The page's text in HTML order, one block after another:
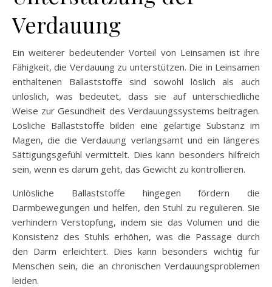
Verdauung
Ein weiterer bedeutender Vorteil von Leinsamen ist ihre
Fähigkeit, die Verdauung zu unterstützen. Die in Leinsamen
enthaltenen Ballaststoffe sind sowohl löslich als auch
unlöslich, was bedeutet, dass sie auf unterschiedliche
Weise zur Gesundheit des Verdauungssystems beitragen.
Lösliche Ballaststoffe bilden eine gelartige Substanz im
Magen, die die Verdauung verlangsamt und ein längeres
Sättigungsgefühl vermittelt. Dies kann besonders hilfreich
sein, wenn es darum geht, das Gewicht zu kontrollieren.
Unlösliche Ballaststoffe hingegen fördern die
Darmbewegungen und helfen, den Stuhl zu regulieren. Sie
verhindern Verstopfung, indem sie das Volumen und die
Konsistenz des Stuhls erhöhen, was die Passage durch
den Darm erleichtert. Dies kann besonders wichtig für
Menschen sein, die an chronischen Verdauungsproblemen
leiden.